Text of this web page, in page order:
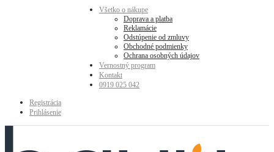
Všetko o nákupe
Doprava a platba
Reklamácie
Odstúpenie od zmluvy
Obchodné podmienky
Ochrana osobných údajov
Vernostný program
Kontakt
0919 025 042
Registrácia
Prihlásenie